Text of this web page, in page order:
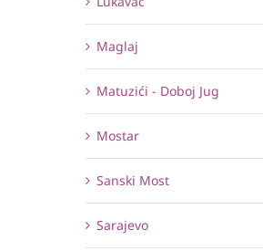
Maglaj
Matuzići - Doboj Jug
Mostar
Sanski Most
Sarajevo